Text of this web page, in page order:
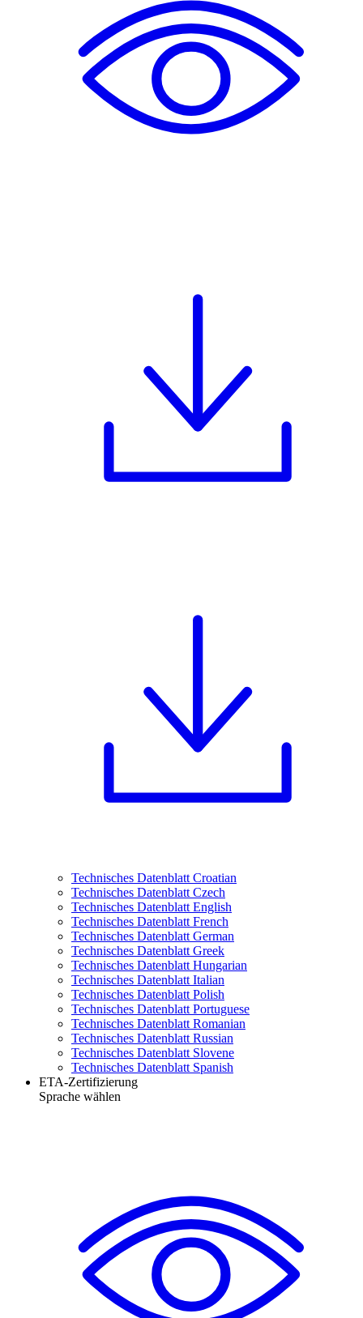
Technisches Datenblatt Croatian
Technisches Datenblatt Czech
Technisches Datenblatt English
Technisches Datenblatt French
Technisches Datenblatt German
Technisches Datenblatt Greek
Technisches Datenblatt Hungarian
Technisches Datenblatt Italian
Technisches Datenblatt Polish
Technisches Datenblatt Portuguese
Technisches Datenblatt Romanian
Technisches Datenblatt Russian
Technisches Datenblatt Slovene
Technisches Datenblatt Spanish
ETA-Zertifizierung
Sprache wählen